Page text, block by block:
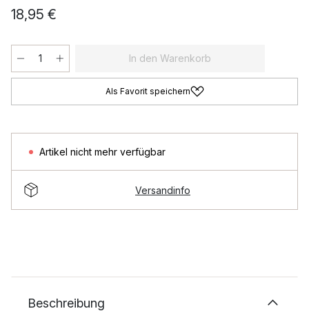
18,95 €
In den Warenkorb
Als Favorit speichern
Artikel nicht mehr verfügbar
Versandinfo
Beschreibung